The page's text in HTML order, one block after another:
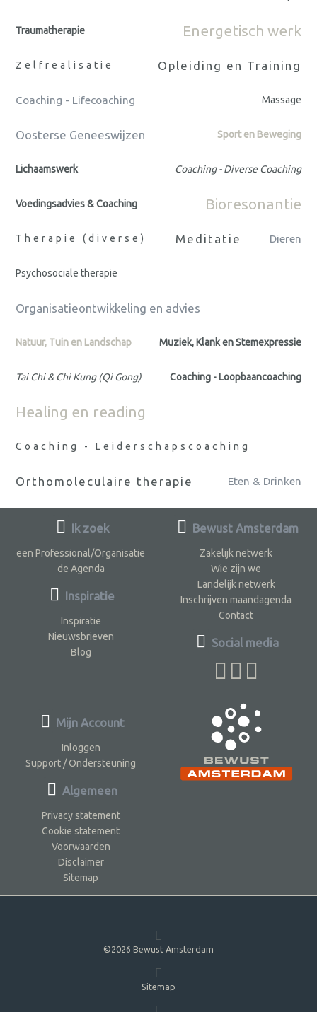
Traumatherapie Energetisch werk
Zelfrealisatie Opleiding en Training
Coaching - Lifecoaching Massage
Oosterse Geneeswijzen Sport en Beweging
Lichaamswerk Coaching - Diverse Coaching
Voedingsadvies & Coaching Bioresonantie
Therapie (diverse) Meditatie Dieren
Psychosociale therapie
Organisatieontwikkeling en advies
Natuur, Tuin en Landschap Muziek, Klank en Stemexpressie
Tai Chi & Chi Kung (Qi Gong) Coaching - Loopbaancoaching
Healing en reading
Coaching - Leiderschapscoaching
Orthomoleculaire therapie Eten & Drinken
Ik zoek
een Professional/Organisatie
de Agenda
Inspiratie
Inspiratie
Nieuwsbrieven
Blog
Bewust Amsterdam
Zakelijk netwerk
Wie zijn we
Landelijk netwerk
Inschrijven maandagenda
Contact
Social media
Mijn Account
Inloggen
Support / Ondersteuning
Algemeen
Privacy statement
Cookie statement
Voorwaarden
Disclaimer
Sitemap
©2026 Bewust Amsterdam
Sitemap